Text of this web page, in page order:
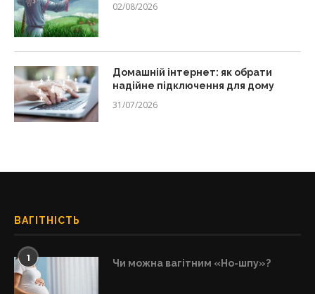
02/08/2026
Домашній інтернет: як обрати
надійне підключення для дому
31/07/2026
ВАГІТНІСТЬ
1 Чи можна вагітним «Но-шпу»?